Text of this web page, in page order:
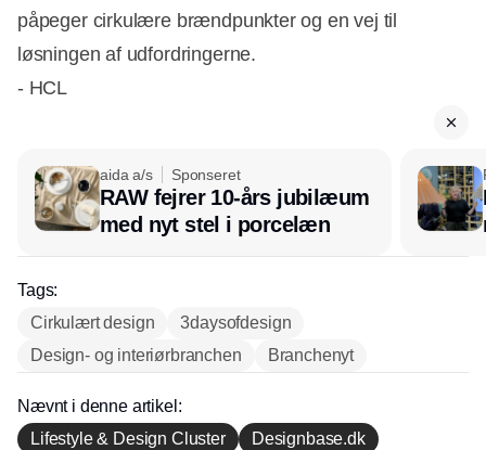
påpeger cirkulære brændpunkter og en vej til
løsningen af udfordringerne.
- HCL
aida a/s Sponseret
RAW fejrer 10-års jubilæum
med nyt stel i porcelæn
Tags:
Cirkulært design
3daysofdesign
Design- og interiørbranchen
Branchenyt
Nævnt i denne artikel:
Lifestyle & Design Cluster
Designbase.dk